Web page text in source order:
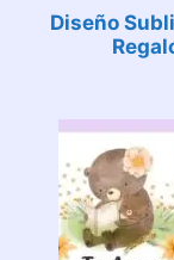
Diseño